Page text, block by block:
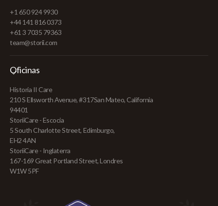
+1 650 924 9930
+44 141 816 0373
+61 3 7035 79363
team@storii.com
Oficinas
Historia II Care
210 S Ellsworth Avenue, #317San Mateo, California
94401
StoriiCare - Escocia
5 South Charlotte Street, Edimburgo,
EH2 4AN
StoriiCare - Inglaterra
167-169 Great Portland Street, Londres
W1W 5PF